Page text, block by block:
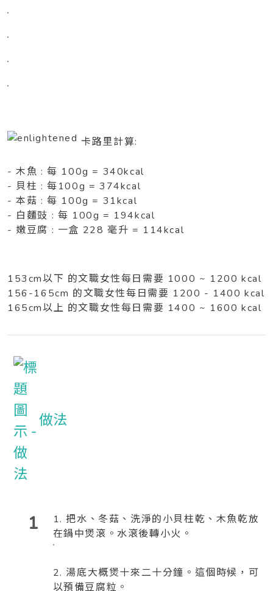
卡路里計算:
- 木魚 : 每 100g = 340kcal
- 貝柱 : 每100g = 374kcal
- 本菇 : 每 100g = 31kcal
- 白麵豉 : 每 100g = 194kcal
- 嫩豆腐 : 一盒 228 毫升 = 114kcal
153cm以下 的文職女性每日需要 1000 ~ 1200 kcal
156-165cm 的文職女性每日需要 1200 - 1400 kcal
165cm以上 的文職女性每日需要 1400 ~ 1600 kcal
做法
1
1. 把水、冬菇、洗淨的小貝柱乾、木魚乾放
在鍋中煲滾。水滾後轉小火。
2. 湯底大概煲十來二十分鐘。這個時候，可
以預備豆腐粒。